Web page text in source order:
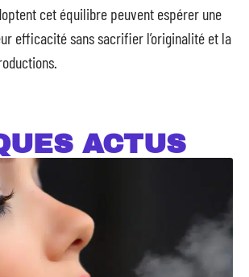
cet équilibre peuvent espérer une
efficacité sans sacrifier l’originalité et la
ACTUS